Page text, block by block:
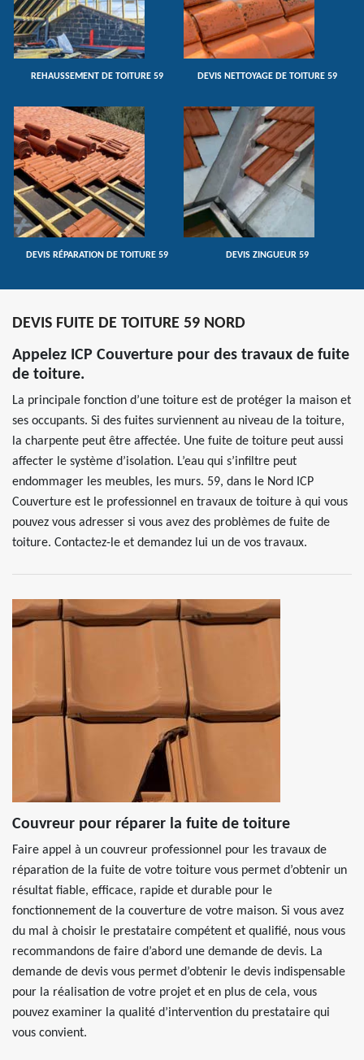
REHAUSSEMENT DE TOITURE 59 DEVIS NETTOYAGE DE TOITURE 59
DEVIS RÉPARATION DE TOITURE 59 DEVIS ZINGUEUR 59
DEVIS FUITE DE TOITURE 59 NORD
Appelez ICP Couverture pour des travaux de fuite
de toiture.
La principale fonction d’une toiture est de protéger la maison et
ses occupants. Si des fuites surviennent au niveau de la toiture,
la charpente peut être affectée. Une fuite de toiture peut aussi
affecter le système d’isolation. L’eau qui s’infiltre peut
endommager les meubles, les murs. 59, dans le Nord ICP
Couverture est le professionnel en travaux de toiture à qui vous
pouvez vous adresser si vous avez des problèmes de fuite de
toiture. Contactez-le et demandez lui un de vos travaux.
Couvreur pour réparer la fuite de toiture
Faire appel à un couvreur professionnel pour les travaux de
réparation de la fuite de votre toiture vous permet d’obtenir un
résultat fiable, efficace, rapide et durable pour le
fonctionnement de la couverture de votre maison. Si vous avez
du mal à choisir le prestataire compétent et qualifié, nous vous
recommandons de faire d’abord une demande de devis. La
demande de devis vous permet d’obtenir le devis indispensable
pour la réalisation de votre projet et en plus de cela, vous
pouvez examiner la qualité d’intervention du prestataire qui
vous convient.